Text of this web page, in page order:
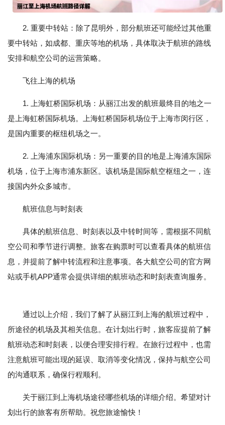
2. 重要中转站：除了昆明外，部分航班还可能经过其他重
要中转站，如成都、重庆等地的机场，具体取决于航班的路线
安排和航空公司的运营策略。
飞往上海的机场
1. 上海虹桥国际机场：从丽江出发的航班最终目的地之一
是上海虹桥国际机场。上海虹桥国际机场位于上海市闵行区，
是国内重要的枢纽机场之一。
2. 上海浦东国际机场：另一重要的目的地是上海浦东国际
机场，位于上海市浦东新区。该机场是国际航空枢纽之一，连
接国内外众多城市。
航班信息与时刻表
具体的航班信息、时刻表以及中转时间等，需根据不同航
空公司和季节进行调整。旅客在购票时可以查看具体的航班信
息，并提前了解中转流程和注意事项。各大航空公司的官方网
站或手机APP通常会提供详细的航班动态和时刻表查询服务。
通过以上介绍，我们了解了从丽江到上海的航班过程中，
所途径的机场及其相关信息。在计划出行时，旅客应提前了解
航班动态和时刻表，以便合理安排行程。在旅行过程中，也需
注意航班可能出现的延误、取消等变化情况，保持与航空公司
的沟通联系，确保行程顺利。
关于丽江到上海机场途径哪些机场的详细介绍。希望对计
划出行的旅客有所帮助。祝您旅途愉快！